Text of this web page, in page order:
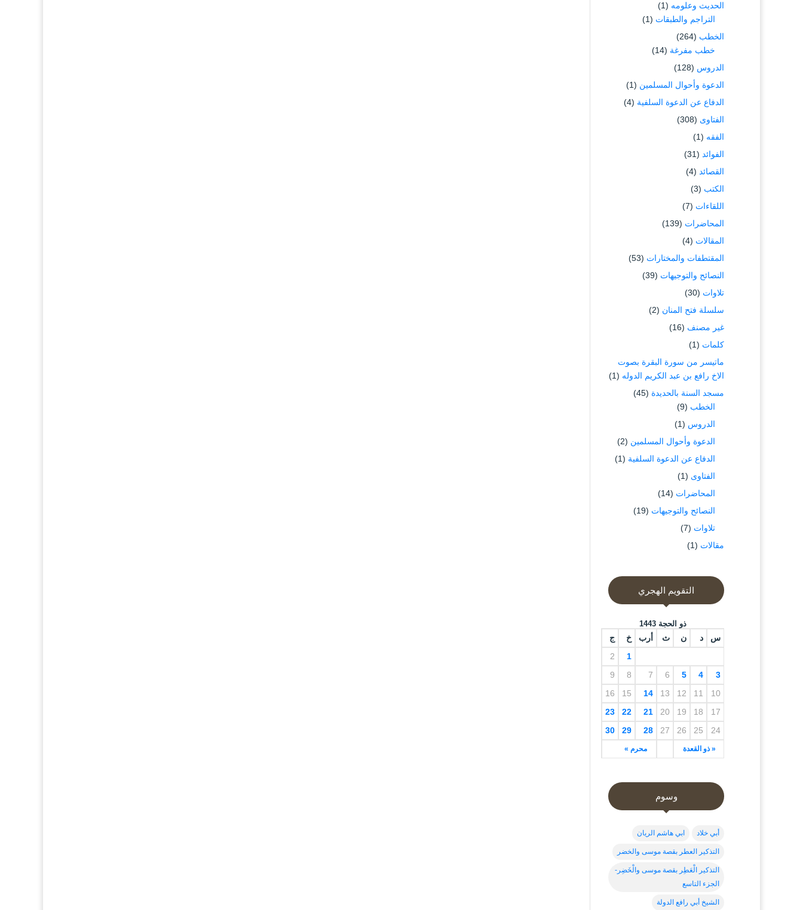
الحديث وعلومه (1)
التراجم والطبقات (1)
الخطب (264)
خطب مفرغة (14)
الدروس (128)
الدعوة وأحوال المسلمين (1)
الدفاع عن الدعوة السلفية (4)
الفتاوى (308)
الفقه (1)
الفوائد (31)
القصائد (4)
الكتب (3)
اللقاءات (7)
المحاضرات (139)
المقالات (4)
المقتطفات والمختارات (53)
النصائح والتوجيهات (39)
تلاوات (30)
سلسلة فتح المنان (2)
غير مصنف (16)
كلمات (1)
ماتيسر من سورة البقرة بصوت
الاخ رافع بن عبد الكريم الدوله (1)
مسجد السنة بالحديدة (45)
الخطب (9)
الدروس (1)
الدعوة وأحوال المسلمين (2)
الدفاع عن الدعوة السلفية (1)
الفتاوى (1)
المحاضرات (14)
النصائح والتوجيهات (19)
تلاوات (7)
مقالات (1)
التقويم الهجري
ذو الحجة 1443
س د ن ث أرب خ ج
« ذو القعدة محرم »
1
2
3
4
5
6
7
8
9
10
11
12
13
14
15
16
17
18
19
20
21
22
23
24
25
26
27
28
29
30
وسوم
أبي خلاد ابي هاشم الريان
التذكير العطر بقصة موسى والخضر
التذكير الْعَطِر بقصة موسى والْخَضِر-
الجزء التاسع
الشيخ أبي رافع الدولة